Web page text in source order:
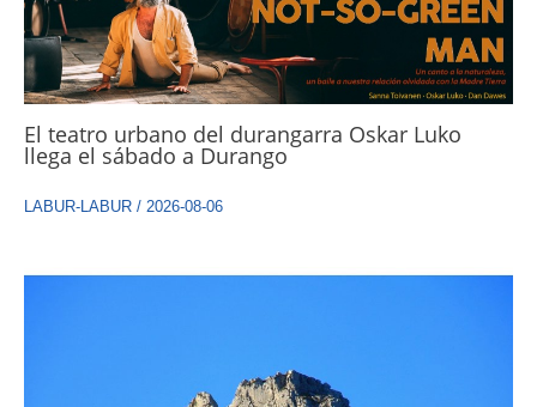
El teatro urbano del durangarra Oskar Luko
llega el sábado a Durango
LABUR-LABUR / 2026-08-06